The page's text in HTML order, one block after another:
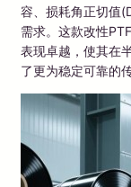
容、损耗角正切值
需求。这款改性
表现卓越，使其在
了更为稳定可靠的